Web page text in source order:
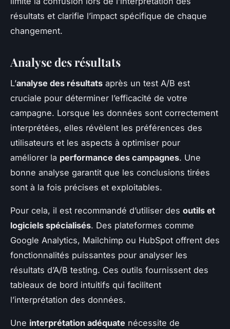
résultats et clarifie l’impact spécifique de chaque
changement.
Analyse des résultats
L’analyse des résultats après un test A/B est
cruciale pour déterminer l’efficacité de votre
campagne. Lorsque les données sont correctement
interprétées, elles révèlent les préférences des
utilisateurs et les aspects à optimiser pour
améliorer la performance des campagnes. Une
bonne analyse garantit que les conclusions tirées
sont à la fois précises et exploitables.
Pour cela, il est recommandé d’utiliser des outils et
logiciels spécialisés. Des plateformes comme
Google Analytics, Mailchimp ou HubSpot offrent des
fonctionnalités puissantes pour analyser les
résultats d’A/B testing. Ces outils fournissent des
tableaux de bord intuitifs qui facilitent
l’interprétation des données.
Une interprétation adéquate nécessite de